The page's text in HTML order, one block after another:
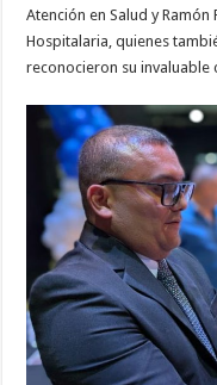
Atención en Salud y
Hospitalaria, quienes
reconocieron su invaluable